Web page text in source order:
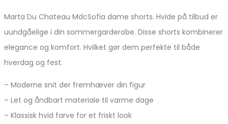
Marta Du Chateau MdcSofia dame shorts. Hvide på tilbud er
uundgåelige i din sommergarderobe. Disse shorts kombinerer
elegance og komfort. Hvilket gør dem perfekte til både
hverdag og fest.
– Moderne snit der fremhæver din figur
– Let og åndbart materiale til varme dage
– Klassisk hvid farve for et friskt look